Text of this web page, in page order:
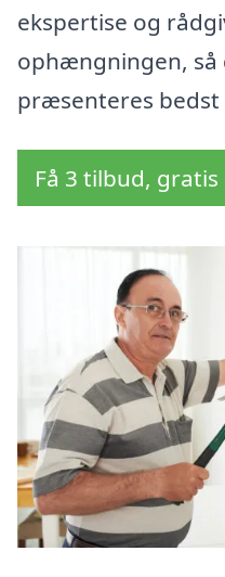
ekspertise og
ophængningen, så
præsenteres bedst
Få 3 tilbud,